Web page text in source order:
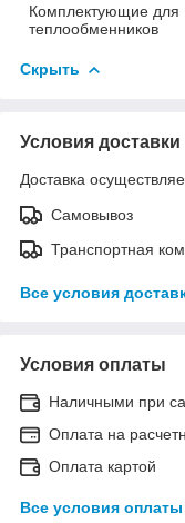
Комплектующие для
теплообменников
Скрыть
Условия доставки
Доставка
Самовывоз
Транспортная
Все условия
Условия оплаты
Наличными при
Оплата на
Оплата картой
Все условия оплаты